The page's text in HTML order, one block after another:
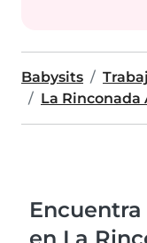
Babysits
La Rinconada